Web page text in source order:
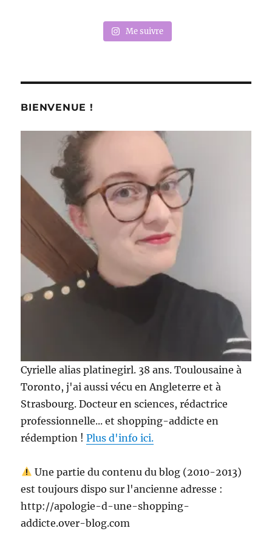
Me suivre
BIENVENUE !
Cyrielle alias platinegirl. 38 ans. Toulousaine à
Toronto, j'ai aussi vécu en Angleterre et à
Strasbourg. Docteur en sciences, rédactrice
professionnelle... et shopping-addicte en
rédemption !Plus d'info ici.
Une partie du contenu du blog (2010-2013)
est toujours dispo sur l'ancienne adresse :
http://apologie-d-une-shopping-
addicte.over-blog.com